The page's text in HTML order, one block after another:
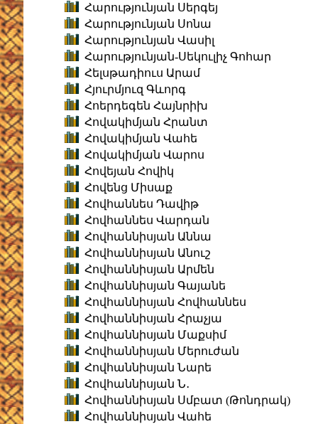
Հարությունյան Սերգեյ
Հարությունյան Սոնա
Հարությունյան Վասիլ
Հարությունյան-Սեկուլիչ Գոհար
Հելսթադիուս Արամ
Հյուրմյուզ Գևորգ
Հոերդեգեն Հայնրիխ
Հովակիմյան Հրանտ
Հովակիմյան Վահե
Հովակիմյան Վարոս
Հովեյան Հովիկ
Հովենց Միսաք
Հովհաննես Դավիթ
Հովհաննես Վարդան
Հովհաննիսյան Աննա
Հովհաննիսյան Անուշ
Հովհաննիսյան Արմեն
Հովհաննիսյան Գայանե
Հովհաննիսյան Հովհաննես
Հովհաննիսյան Հրաչյա
Հովհաննիսյան Մաքսիմ
Հովհաննիսյան Մերուժան
Հովհաննիսյան Նարե
Հովհաննիսյան Ն․
Հովհաննիսյան Սմբատ (Թոնդրակ)
Հովհաննիսյան Վահե